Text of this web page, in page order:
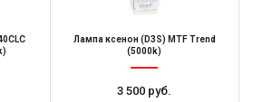
Лампа ксенон (D3S) MTF Trend
(5000k)
3 500 руб.